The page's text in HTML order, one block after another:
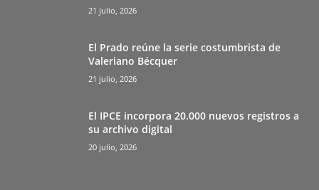
21 julio, 2026
El Prado reúne la serie costumbrista de
Valeriano Bécquer
21 julio, 2026
El IPCE incorpora 20.000 nuevos registros a
su archivo digital
20 julio, 2026